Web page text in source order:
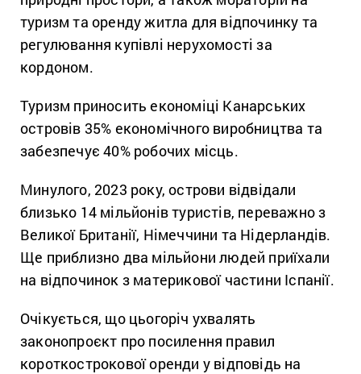
туризм та оренду житла для відпочинку та
регулювання купівлі нерухомості за
кордоном.
Туризм приносить економіці Канарських
островів 35% економічного виробництва та
забезпечує 40% робочих місць.
Минулого, 2023 року, острови відвідали
близько 14 мільйонів туристів, переважно з
Великої Британії, Німеччини та Нідерландів.
Ще приблизно два мільйони людей приїхали
на відпочинок з материкової частини Іспанії.
Очікується, що цьогоріч ухвалять
законопроєкт про посилення правил
короткострокової оренди у відповідь на